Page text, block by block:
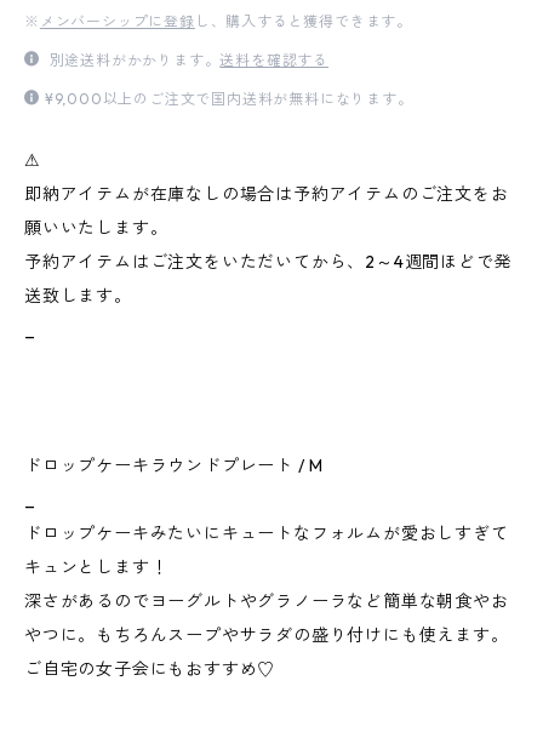
※ メンバーシップに登録 し、購入すると獲得できます。
別途送料がかかります。送料を確認する
¥9,000以上のご注文で国内送料が無料になります。
⚠︎
即納アイテムが在庫なしの場合は予約アイテムのご注文をお
願いいたします。
予約アイテムはご注文をいただいてから、2～4週間ほどで発
送致します。
ドロップケーキラウンドプレート / M
ドロップケーキみたいにキュートなフォルムが愛おしすぎて
キュンとします！
深さがあるのでヨーグルトやグラノーラなど簡単な朝食やお
やつに。もちろんスープやサラダの盛り付けにも使えます。
ご自宅の女子会にもおすすめ♡